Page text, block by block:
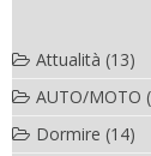
Attualità (13)
AUTO/MOTO
Dormire (14)